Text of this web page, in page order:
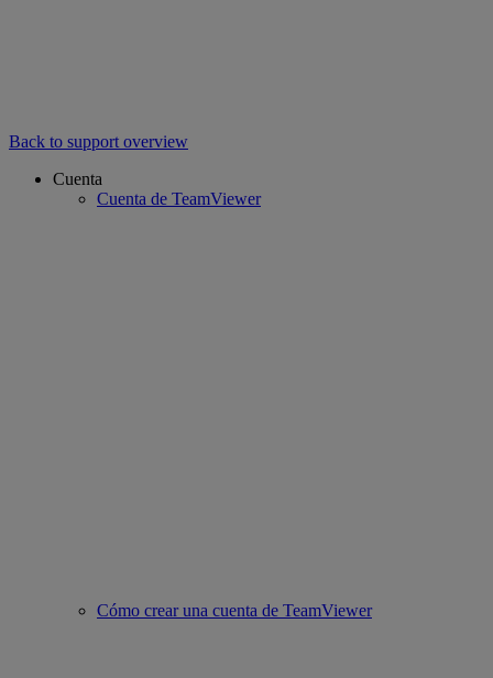
Back to support overview
Cuenta
Cuenta de TeamViewer
Cómo crear una cuenta de TeamViewer